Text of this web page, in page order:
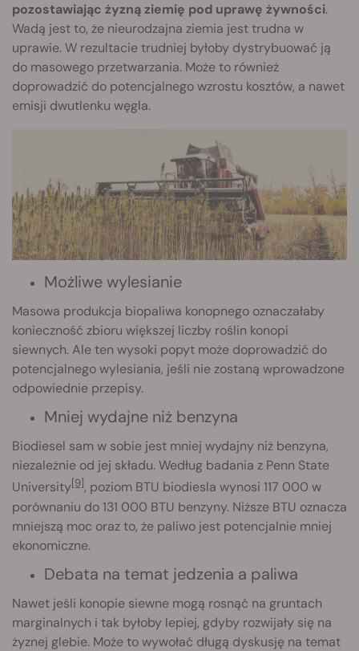
pozostawiając żyzną ziemię pod uprawę żywności.
Wadą jest to, że nieurodzajna ziemia jest trudna w
uprawie. W rezultacie trudniej byłoby dystrybuować ją
do masowego przetwarzania. Może to również
doprowadzić do potencjalnego wzrostu kosztów, a nawet
emisji dwutlenku węgla.
Możliwe wylesianie
Masowa produkcja biopaliwa konopnego oznaczałaby
konieczność zbioru większej liczby roślin konopi
siewnych. Ale ten wysoki popyt może doprowadzić do
potencjalnego wylesiania, jeśli nie zostaną wprowadzone
odpowiednie przepisy.
Mniej wydajne niż benzyna
Biodiesel sam w sobie jest mniej wydajny niż benzyna,
niezależnie od jej składu. Według badania z Penn State
University[9], poziom BTU biodiesla wynosi 117 000 w
porównaniu do 131 000 BTU benzyny. Niższe BTU oznacza
mniejszą moc oraz to, że paliwo jest potencjalnie mniej
ekonomiczne.
Debata na temat jedzenia a paliwa
Nawet jeśli konopie siewne mogą rosnąć na gruntach
marginalnych i tak byłoby lepiej, gdyby rozwijały się na
żyznej glebie. Może to wywołać długą dyskusję na temat